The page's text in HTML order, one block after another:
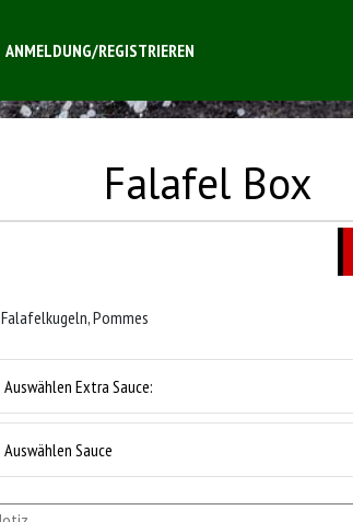
ANMELDUNG/REGISTRIEREN
Falafel Box
Falafelkugeln, Pommes
Auswählen Extra Sauce:
Auswählen Sauce